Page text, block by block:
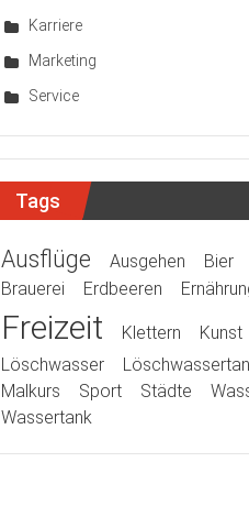
Karriere
Marketing
Service
Tags
Ausflüge Ausgehen Bier
Brauerei
Erdbeeren
Freizeit Klettern Kunst
Löschwasser
Malkurs
Sport Städte
Wassertank